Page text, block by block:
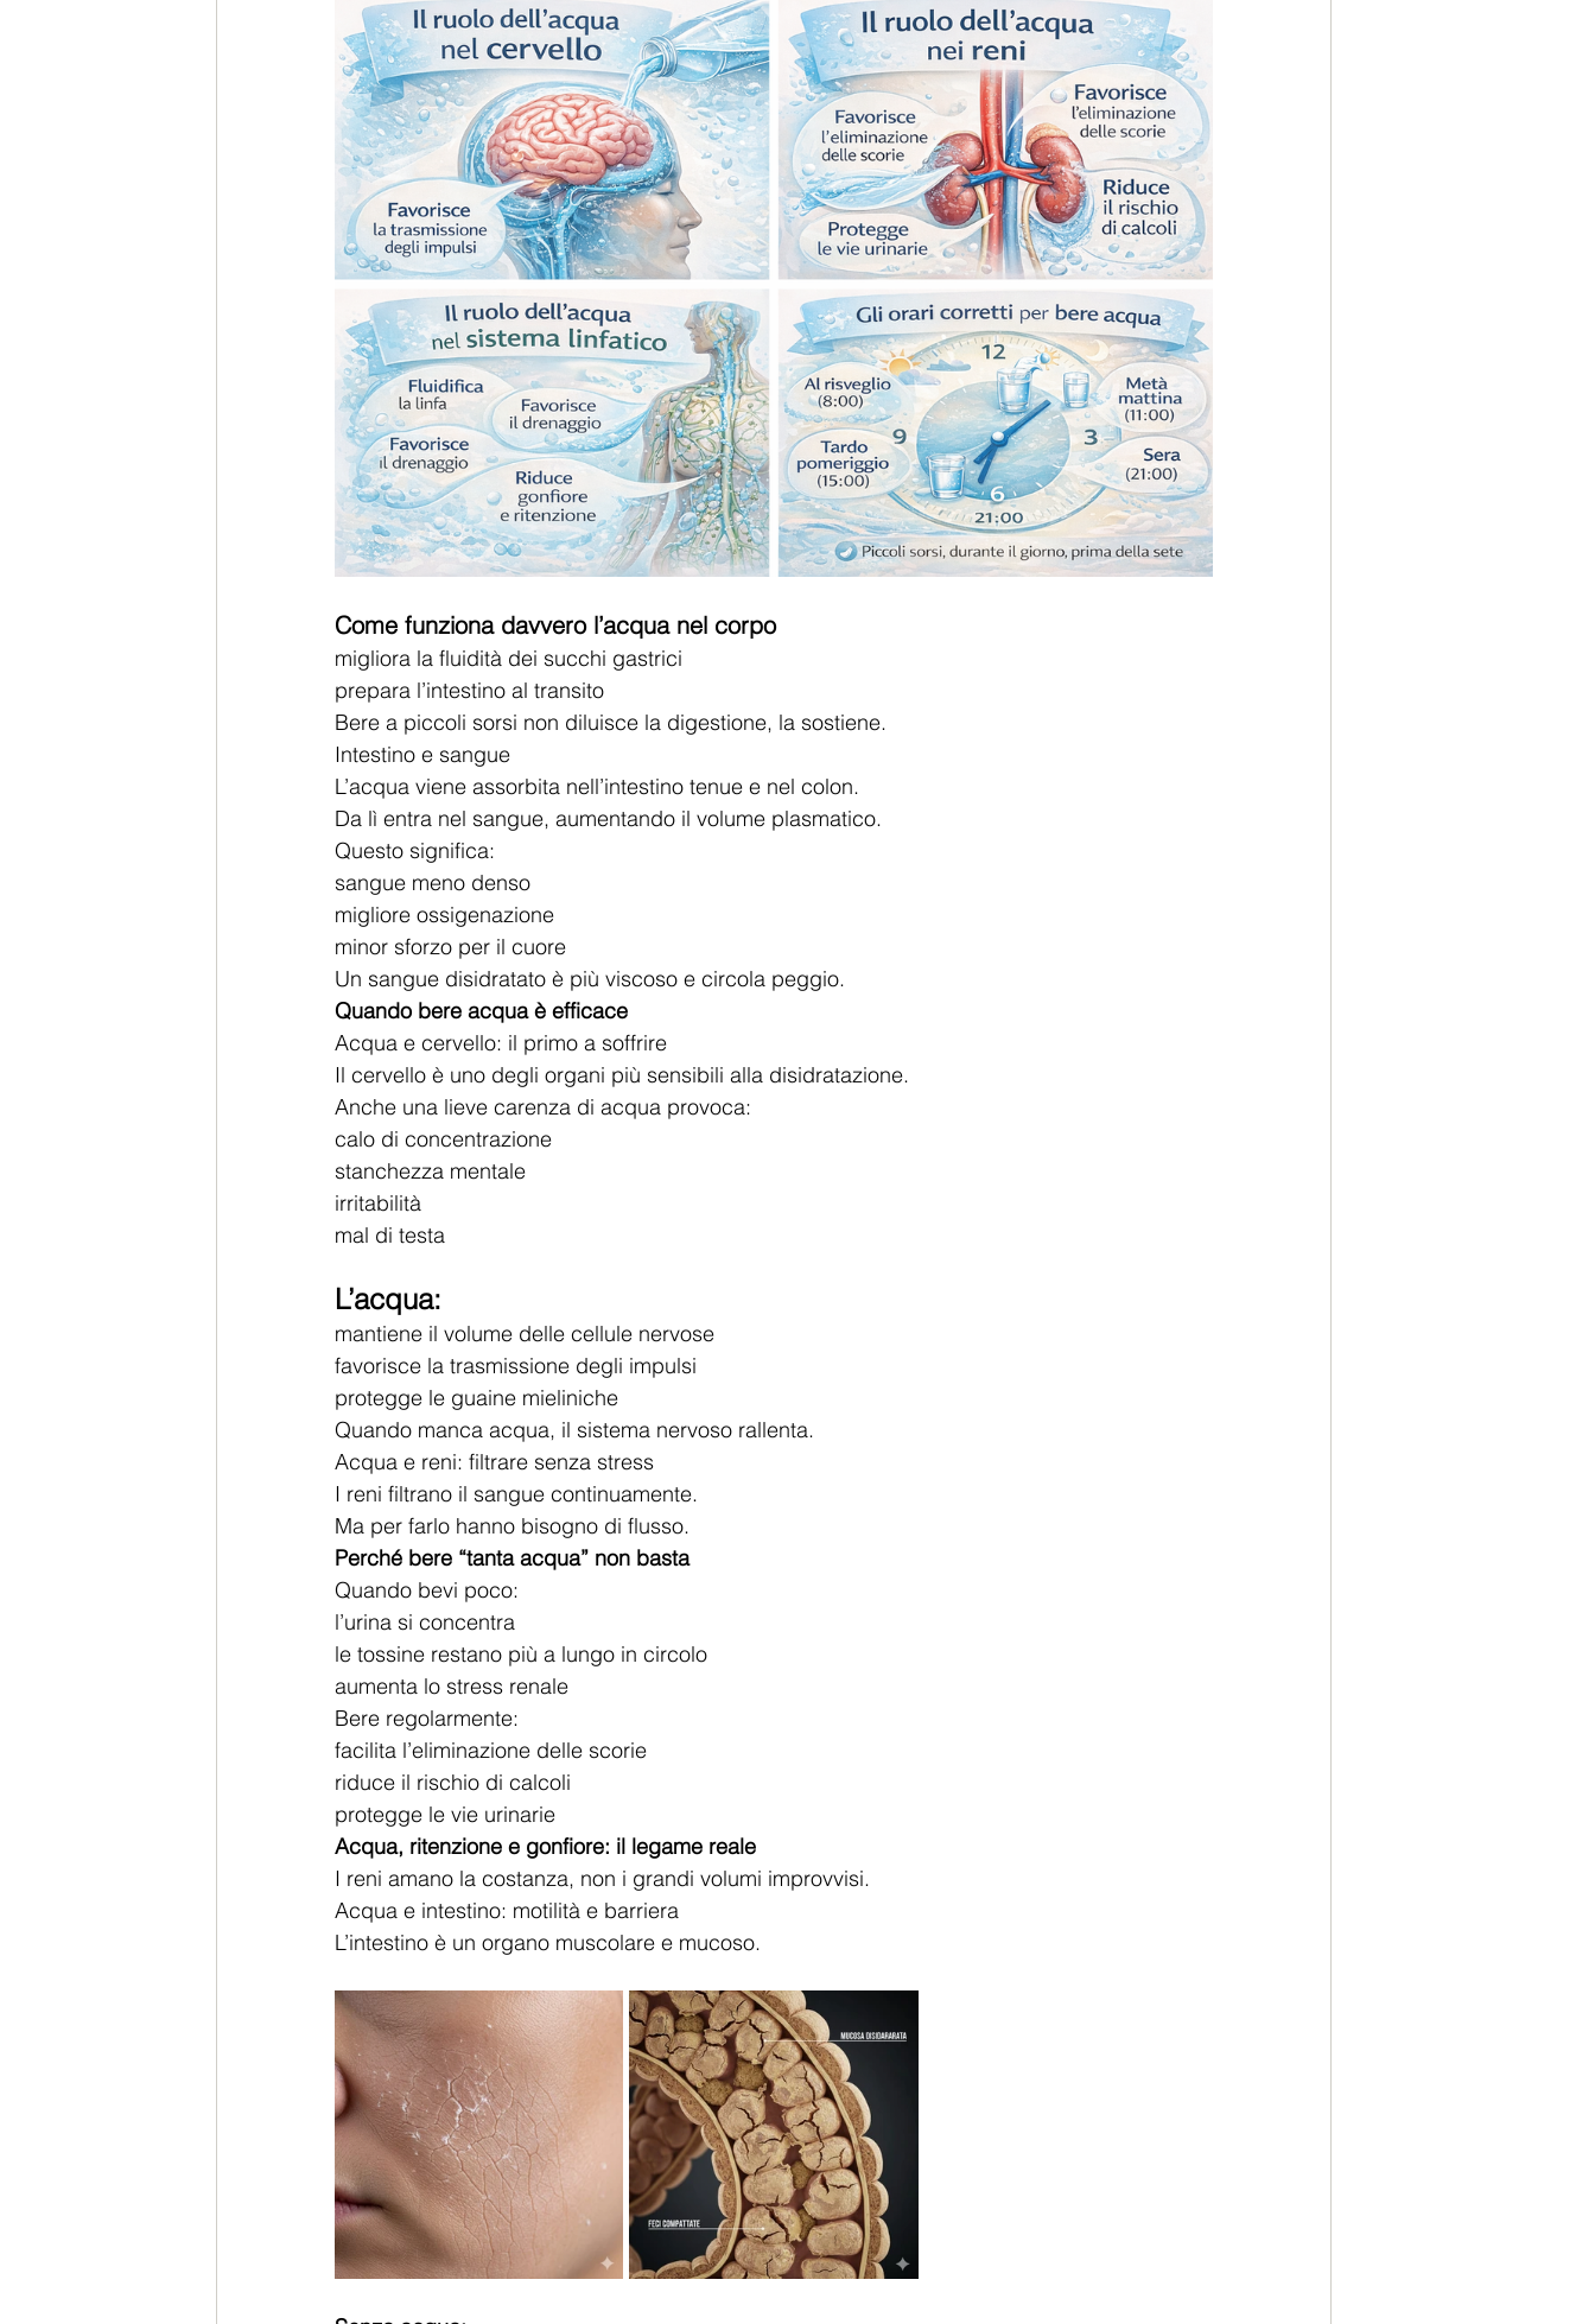
Come funziona davvero l’acqua nel corpo
migliora la fluidità dei succhi gastrici
prepara l’intestino al transito
Bere a piccoli sorsi non diluisce la digestione, la sostiene.
Intestino e sangue
L’acqua viene assorbita nell’intestino tenue e nel colon.
Da lì entra nel sangue, aumentando il volume plasmatico.
Questo significa:
sangue meno denso
migliore ossigenazione
minor sforzo per il cuore
Un sangue disidratato è più viscoso e circola peggio.
Quando bere acqua è efficace
Acqua e cervello: il primo a soffrire
Il cervello è uno degli organi più sensibili alla disidratazione.
Anche una lieve carenza di acqua provoca:
calo di concentrazione
stanchezza mentale
irritabilità
mal di testa
L’acqua:
mantiene il volume delle cellule nervose
favorisce la trasmissione degli impulsi
protegge le guaine mieliniche
Quando manca acqua, il sistema nervoso rallenta.
Acqua e reni: filtrare senza stress
I reni filtrano il sangue continuamente.
Ma per farlo hanno bisogno di flusso.
Perché bere “tanta acqua” non basta
Quando bevi poco:
l’urina si concentra
le tossine restano più a lungo in circolo
aumenta lo stress renale
Bere regolarmente:
facilita l’eliminazione delle scorie
riduce il rischio di calcoli
protegge le vie urinarie
Acqua, ritenzione e gonfiore: il legame reale
I reni amano la costanza, non i grandi volumi improvvisi.
Acqua e intestino: motilità e barriera
L’intestino è un organo muscolare e mucoso.